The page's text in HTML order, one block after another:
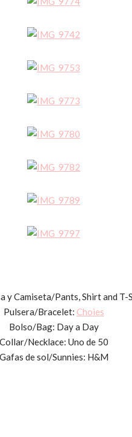
y Camiseta/Pants, Shirt and
Pulsera/Bracelet: Choies
Bolso/Bag: Day a Day
Collar/Necklace: Uno de 50
Gafas de sol/Sunnies: H&M